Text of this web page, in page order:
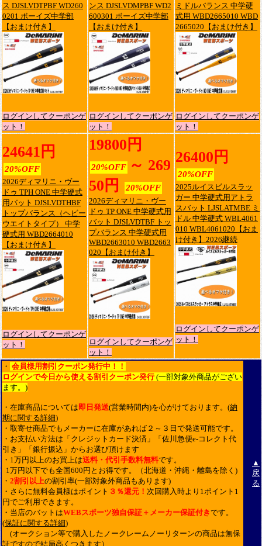
ス DJSLVDTPBF WD260
0201 ボーイズ中学部
【おまけ付き】
ログインしてクーポンゲ
ット！
ンス DJSLVDMPBF WD2
600301 ボーイズ中学部
【おまけ付き】
ログインしてクーポンゲ
ット！
ミドルバランス 中学硬
式用 WBD2665010 WBD
2665020【おまけ付き】
ログインしてクーポンゲ
ット！
24641円
20%OFF
2026ディマリニ・ヴー
ドゥ TPH ONE 中学硬式
用バット DJSLVDTHBF
トップバランス（ヘビー
ウエイトタイプ） 中学
硬式用 WBD2664010
【おまけ付き】
ログインしてクーポンゲ
ット！
19800円
20%OFF ～ 269
50円
20%OFF
2026ディマリニ・ヴー
ドゥ TP ONE 中学硬式用
バット DJSLVDTBF トッ
プバランス 中学硬式用
WBD2663010 WBD2663
020【おまけ付き】
ログインしてクーポンゲ
ット！
26400円
20%OFF
2025ルイスビルスラッ
ガー 中学硬式用アトラ
スバット LJSLATMBE ミ
ドル 中学硬式 WBL4061
010 WBL4061020【おま
け付き】2026継続
ログインしてクーポンゲ
ット！
・ 会員様用割引クーポン発行中！！
ログインで今日から使える割引クーポン発行(一部対象外商品がござい
ます。)
・在庫商品については即日発送(営業時間内)を心がけております。(納
期に関する詳細)
・取寄せ商品でもメーカーに在庫があれば２～３日で発送可能です。
・お支払い方法は「クレジットカード決済」「佐川急便e-コレクト代
引き」「銀行振込」からお選び頂けます
・1万円以上のお買上は送料・代引手数料無料です。
1万円以下でも全国600円とお得です。（北海道・沖縄・離島を除く)
・ 2割引以上の割引率(一部対象外商品もあります)
・さらに無料会員様はポイント ３％還元！ 次回購入時より1ポイント1
円でご利用できます。
・当店のバットはWEBスポーツ独自保証＋メーカー保証付きです。
(保証に関する詳細)
(オークション等で購入したノークレームノーリターンの商品は無保
証ですので結局高くつきます）
▲
戻
る